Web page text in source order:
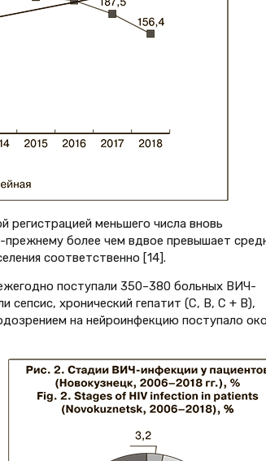
регистрацией меньшего числа вновь
прежнему более чем вдвое превышает
соответственно [14].
поступали 350–380 больных ВИЧ-
сепсис, хронический гепатит (С, В, С + В),
на нейроинфекцию поступало